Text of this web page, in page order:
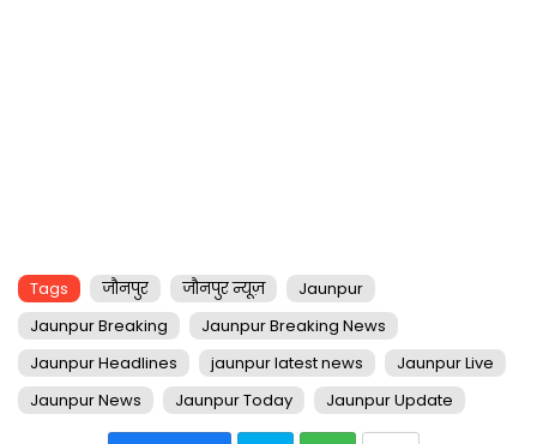
Tags जौनपुर जौनपुर न्यूज़
Jaunpur
Jaunpur Breaking
Jaunpur Breaking News
Jaunpur Headlines
jaunpur latest news
Jaunpur Live
Jaunpur News
Jaunpur Today Jaunpur Update